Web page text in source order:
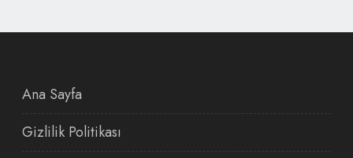
Ana Sayfa
Gizlilik Politikası